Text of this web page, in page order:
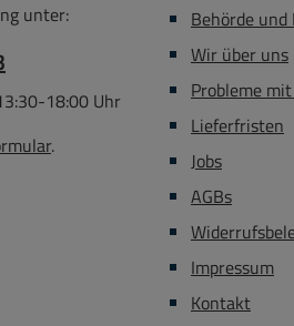
unter:
18:00 Uhr
.
Behörde und
Wir über uns
Probleme
Lieferfristen
Jobs
AGBs
Impressum
Kontakt